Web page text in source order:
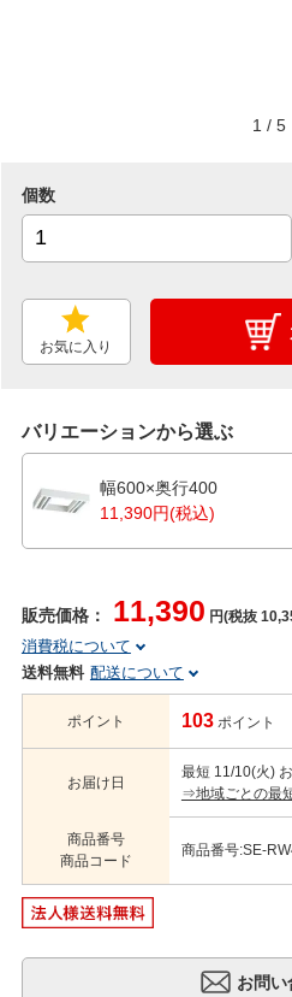
1 / 5
個数
お気に入り
バリエーションから選ぶ
幅600×奥行400
11,390円(税込)
販売価格： 11,390 円(税抜
消費税について
送料無料 配送について
ポイント 103 ポイント
お届け日
最短 11/10(火)
⇒地域ごとの最
商品番号
商品コード
商品番号:SE-